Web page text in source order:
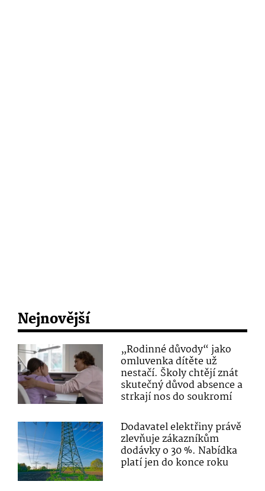
Nejnovější
„Rodinné důvody“ jako
omluvenka dítěte už
nestačí. Školy chtějí znát
skutečný důvod absence a
strkají nos do soukromí
Dodavatel elektřiny právě
zlevňuje zákazníkům
dodávky o 30 %. Nabídka
platí jen do konce roku